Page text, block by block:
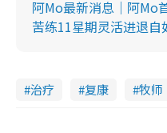
阿Mo最新消息｜阿Mo
苦练11星期灵活进退自
治疗 复康 牧师